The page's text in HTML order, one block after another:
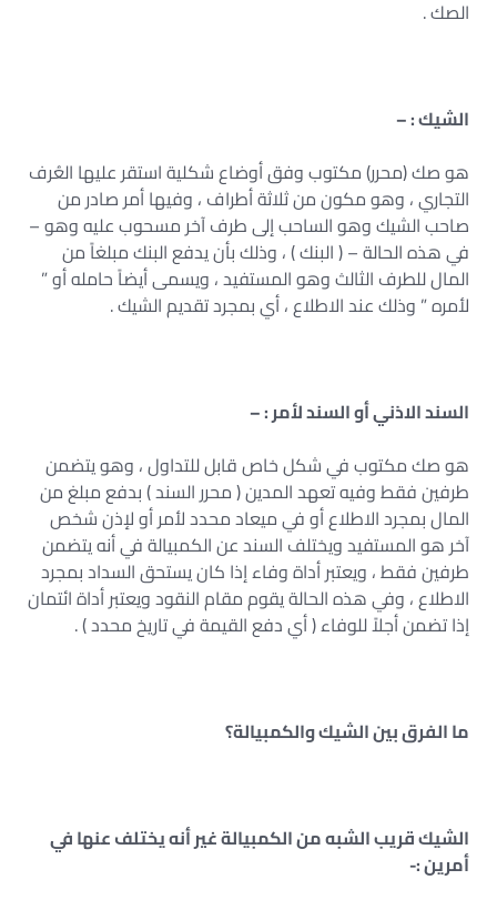
الصك .
الشيك : –
هو صك (محرر) مكتوب وفق أوضاع شكلية استقر عليها العُرف
التجاري ، وهو مكون من ثلاثة أطراف ، وفيها أمر صادر من
صاحب الشيك وهو الساحب إلى طرف آخر مسحوب عليه وهو –
في هذه الحالة – ( البنك ) ، وذلك بأن يدفع البنك مبلغاً من
المال للطرف الثالث وهو المستفيد ، ويسمى أيضاً حامله أو ”
لأمره ” وذلك عند الاطلاع ، أي بمجرد تقديم الشيك .
السند الاذني أو السند لأمر : –
هو صك مكتوب في شكل خاص قابل للتداول ، وهو يتضمن
طرفين فقط وفيه تعهد المدين ( محرر السند ) بدفع مبلغ من
المال بمجرد الاطلاع أو في ميعاد محدد لأمر أو لإذن شخص
آخر هو المستفيد ويختلف السند عن الكمبيالة في أنه يتضمن
طرفين فقط ، ويعتبر أداة وفاء إذا كان يستحق السداد بمجرد
الاطلاع ، وفي هذه الحالة يقوم مقام النقود ويعتبر أداة ائتمان
إذا تضمن أجلاً للوفاء ( أي دفع القيمة في تاريخ محدد ) .
ما الفرق بين الشيك والكمبيالة؟
الشيك قريب الشبه من الكمبيالة غير أنه يختلف عنها في
أمرين :-